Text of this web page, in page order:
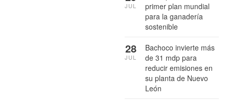
primer plan mundial
para la ganadería
sostenible
JUL
Bachoco invierte más
de 31 mdp para
reducir emisiones en
su planta de Nuevo
León
28
JUL